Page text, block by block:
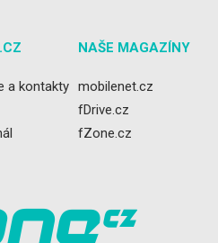
a kontakty
NAŠE MAGAZÍNY
mobilenet.cz
fDrive.cz
fZone.cz